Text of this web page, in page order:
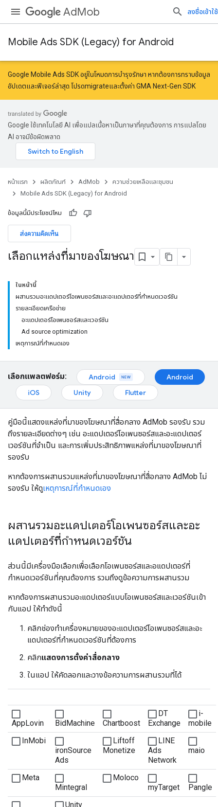
AdMob ลงชื่อเข้าใช้
Mobile Ads SDK (Legacy) for Android
Google Mobile Ads SDK อยู่ในโหมดการบำรุงรักษา หากต้องการทราบข้อมูล
อัปเดตและฟีเจอร์ล่าสุด โปรดmigrateและตั้งค่า GMA Next-Gen SDK
Google ใช้เทคโนโลยี AI เพื่อแปลเนื้อหาเป็นภาษาที่คุณต้องการ การแปลโดย
AI อาจมีข้อผิดพลาด
หน้าแรก ผลิตภัณฑ์ AdMob
ความช่วยเหลือและชุมชน
Mobile Ads SDK (Legacy) for Android
ข้อมูลนี้มีประโยชน์ไหม
ส่งความคิดเห็น
เลือกแหล่งที่มาของโฆษณา
ในหน้านี้
ผสานรวมอะแดปเตอร์โอเพนซอร์สและอะแดปเตอร์ที่กำหนดเวอร์ชัน
รายละเอียดเครือข่าย
อะแดปเตอร์โอเพนซอร์สและเวอร์ชัน
Ad source optimization
เหตุการณ์ที่กำหนดเอง
เลือกแพลตฟอร์ม: Android
Android
iOS
Unity Flutter
คู่มือนี้แสดงแหล่งที่มาของโฆษณาที่สื่อกลาง AdMob รองรับ รวม
ถึงรายละเอียดต่างๆ เช่น อะแดปเตอร์โอเพนซอร์สและอะแดปเตอร์
เวอร์ชันที่จำเป็น และการเพิ่มประสิทธิภาพแหล่งที่มาของโฆษณาที่
รองรับ
หากต้องการผสานรวมแหล่งที่มาของโฆษณาที่สื่อกลาง AdMob ไม่
รองรับ ให้ดูเหตุการณ์ที่กําหนดเอง
ผสานรวมอะแดปเตอร์โอเพนซอร์สและอะ
แดปเตอร์ที่กำหนดเวอร์ชัน
ส่วนนี้มีเครื่องมือเลือกเพื่อเลือกโอเพนซอร์สและอแดปเตอร์ที่
กำหนดเวอร์ชันที่คุณต้องการ รวมถึงดูข้อความการผสานรวม
หากต้องการผสานรวมอะแดปเตอร์แบบโอเพนซอร์สและเวอร์ชันเข้า
กับแอป ให้ทำดังนี้
คลิกช่องทำเครื่องหมายของอะแดปเตอร์โอเพนซอร์สและอะ
แดปเตอร์ที่กำหนดเวอร์ชันที่ต้องการ
คลิกแสดงการตั้งค่าสื่อกลาง
ในแอป ให้คัดลอกและวางข้อความการผสานรวมที่ได้